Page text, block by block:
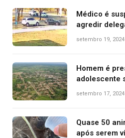
Médico é
agredir
durante
setembro 19, 2024
Homem é
adolescente
estaca de
setembro 17, 2024
Quase 50
após serem